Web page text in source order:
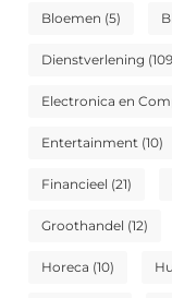
Bloemen (5)
Dienstverlening
Electronica en
Entertainment (10)
Financieel (21)
Groothandel (12)
Horeca (10)